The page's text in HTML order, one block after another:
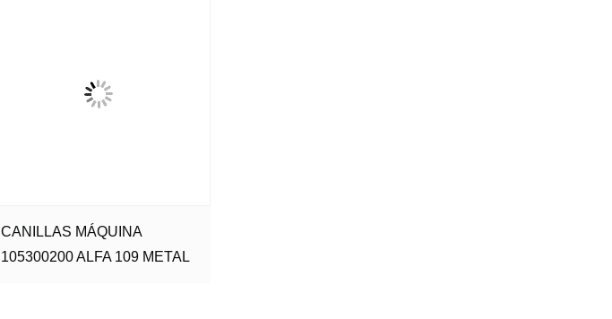
CANILLAS MÁQUINA
105300200 ALFA 109 METAL